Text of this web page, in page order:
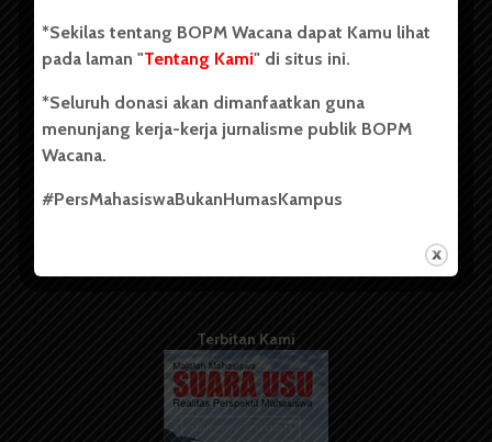
Kontribusi
Info Iklan
Pedoman Media Siber
Kode Etik Jurnalistik
Terbitan Kami
*Sekilas tentang BOPM Wacana dapat Kamu lihat
pada laman "Tentang Kami" di situs ini.
*Seluruh donasi akan dimanfaatkan guna
menunjang kerja-kerja jurnalisme publik BOPM
Wacana.
#PersMahasiswaBukanHumasKampus